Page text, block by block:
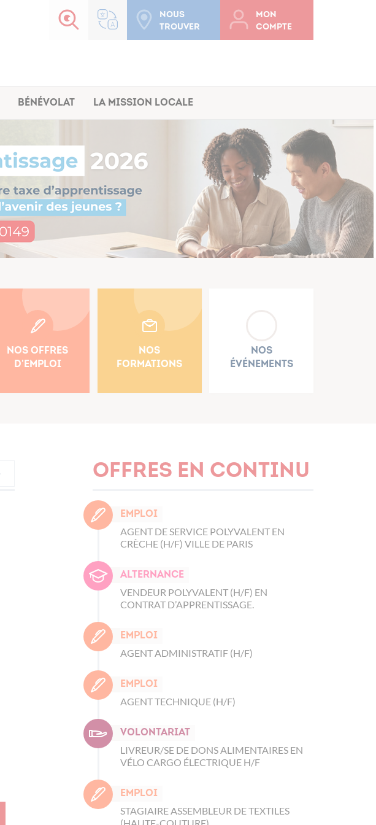
Nous
trouver
Mon
compte
Bénévolat La Mission Locale
Nos offres
d'emploi
Nos
formations
Nos
événements
Offres en continu
Emploi
AGENT DE SERVICE POLYVALENT EN
CRÈCHE (H/F) VILLE DE PARIS
Alternance
VENDEUR POLYVALENT (H/F) EN
CONTRAT D’APPRENTISSAGE.
Emploi
AGENT ADMINISTRATIF (H/F)
Emploi
AGENT TECHNIQUE (H/F)
Volontariat
LIVREUR/SE DE DONS ALIMENTAIRES EN
VÉLO CARGO ÉLECTRIQUE H/F
Emploi
STAGIAIRE ASSEMBLEUR DE TEXTILES